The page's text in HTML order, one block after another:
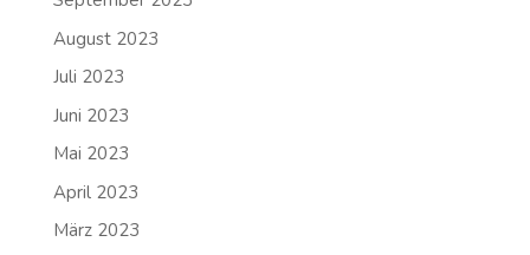
August 2023
Juli 2023
Juni 2023
Mai 2023
April 2023
März 2023